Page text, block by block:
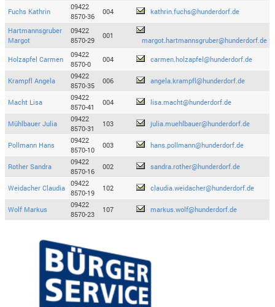
Fuchs Kathrin
09422
8570-36
004 kathrin.fuchs@hunderdorf.de
Hartmannsgruber
Margot
09422
8570-29
001
margot.hartmannsgruber@hunderdorf.de
Holzapfel Carmen
09422
8570-0
004 carmen.holzapfel@hunderdorf.de
Krampfl Angela
09422
8570-35
006 angela.krampfl@hunderdorf.de
Macht Lisa
09422
8570-41
004 lisa.macht@hunderdorf.de
Mühlbauer Julia
09422
8570-31
103 julia.muehlbauer@hunderdorf.de
Pollmann Hans
09422
8570-10
003 hans.pollmann@hunderdorf.de
Rother Sandra
09422
8570-16
002 sandra.rother@hunderdorf.de
Weidacher Claudia
09422
8570-19
102 claudia.weidacher@hunderdorf.de
Wolf Markus
09422
8570-23
107 markus.wolf@hunderdorf.de